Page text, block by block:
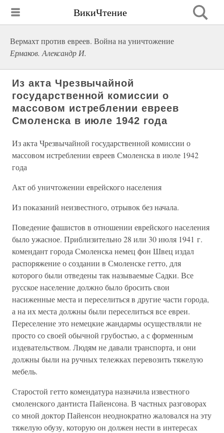
ВикиЧтение
Вермахт против евреев. Война на уничтожение
Ермаков. Александр И.
Из акта Чрезвычайной
государственной комиссии о
массовом истреблении евреев
Смоленска в июле 1942 года
Из акта Чрезвычайной государственной комиссии о
массовом истреблении евреев Смоленска в июле 1942
года
Акт об уничтожении еврейского населения
Из показаний неизвестного, отрывок без начала.
Поведение фашистов в отношении еврейского населения
было ужасное. Приблизительно 28 или 30 июля 1941 г.
комендант города Смоленска немец фон Швец издал
распоряжение о создании в Смоленске гетто, для
которого были отведены так называемые Садки. Все
русское население должно было бросить свои
насиженные места и переселиться в другие части города,
а на их места должны были переселиться все евреи.
Переселение это немецкие жандармы осуществляли не
просто со своей обычной грубостью, а с форменным
издевательством. Людям не давали транспорта, и они
должны были на ручных тележках перевозить тяжелую
мебель.
Старостой гетто комендатура назначила известного
смоленского дантиста Пайенсона. В частных разговорах
со мной доктор Пайенсон неоднократно жаловался на эту
тяжелую обузу, которую он должен нести в интересах